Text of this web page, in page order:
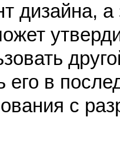
дизайна, а
его в
с